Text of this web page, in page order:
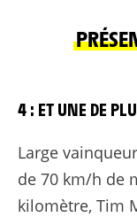
4 : ET UNE DE
Large
de 70 km/h de
kilomètre, Tim